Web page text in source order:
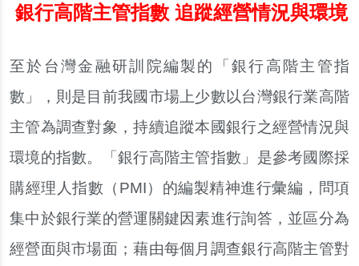
銀行高階主管指數 追蹤經營情況與環境
至於台灣金融研訓院編製的「銀行高階主管指
數」，則是目前我國市場上少數以台灣銀行業高階
主管為調查對象，持續追蹤本國銀行之經營情況與
環境的指數。「銀行高階主管指數」是參考國際採
購經理人指數（PMI）的編製精神進行彙編，問項
集中於銀行業的營運關鍵因素進行詢答，並區分為
經營面與市場面；藉由每個月調查銀行高階主管對